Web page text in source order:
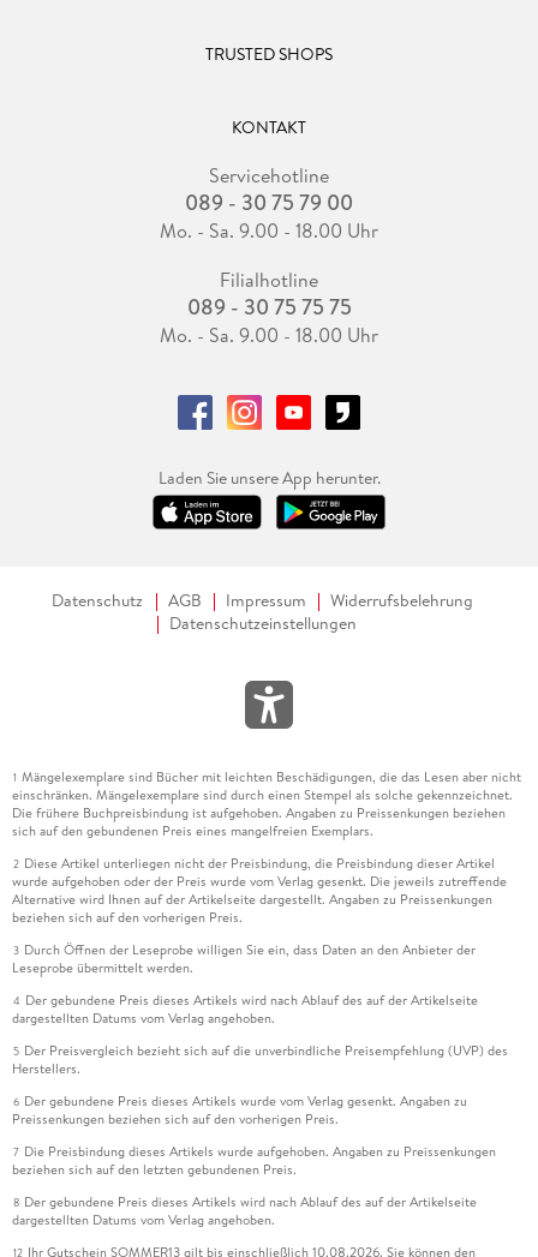
TRUSTED SHOPS
KONTAKT
Servicehotline
089 - 30 75 79 00
Mo. - Sa. 9.00 - 18.00 Uhr
Filialhotline
089 - 30 75 75 75
Mo. - Sa. 9.00 - 18.00 Uhr
Laden Sie unsere App herunter.
Datenschutz AGB Impressum
Widerrufsbelehrung
Datenschutzeinstellungen
1 Mängelexemplare sind Bücher mit leichten Beschädigungen, die das Lesen aber nicht
einschränken. Mängelexemplare sind durch einen Stempel als solche gekennzeichnet.
Die frühere Buchpreisbindung ist aufgehoben. Angaben zu Preissenkungen beziehen
sich auf den gebundenen Preis eines mangelfreien Exemplars.
2 Diese Artikel unterliegen nicht der Preisbindung, die Preisbindung dieser Artikel
wurde aufgehoben oder der Preis wurde vom Verlag gesenkt. Die jeweils zutreffende
Alternative wird Ihnen auf der Artikelseite dargestellt. Angaben zu Preissenkungen
beziehen sich auf den vorherigen Preis.
3 Durch Öffnen der Leseprobe willigen Sie ein, dass Daten an den Anbieter der
Leseprobe übermittelt werden.
4 Der gebundene Preis dieses Artikels wird nach Ablauf des auf der Artikelseite
dargestellten Datums vom Verlag angehoben.
5 Der Preisvergleich bezieht sich auf die unverbindliche Preisempfehlung (UVP) des
Herstellers.
6 Der gebundene Preis dieses Artikels wurde vom Verlag gesenkt. Angaben zu
Preissenkungen beziehen sich auf den vorherigen Preis.
7 Die Preisbindung dieses Artikels wurde aufgehoben. Angaben zu Preissenkungen
beziehen sich auf den letzten gebundenen Preis.
8 Der gebundene Preis dieses Artikels wird nach Ablauf des auf der Artikelseite
dargestellten Datums vom Verlag angehoben.
12 Ihr Gutschein SOMMER13 gilt bis einschließlich 10.08.2026. Sie können den